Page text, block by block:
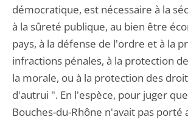
démocratique, est nécessaire à la
à la sûreté publique, au bien être
pays, à la défense de l'ordre et à la
infractions pénales, à la protection
la morale, ou à la protection des
d'autrui ". En l'espèce, pour juger
Bouches-du-Rhône n'avait pas porté